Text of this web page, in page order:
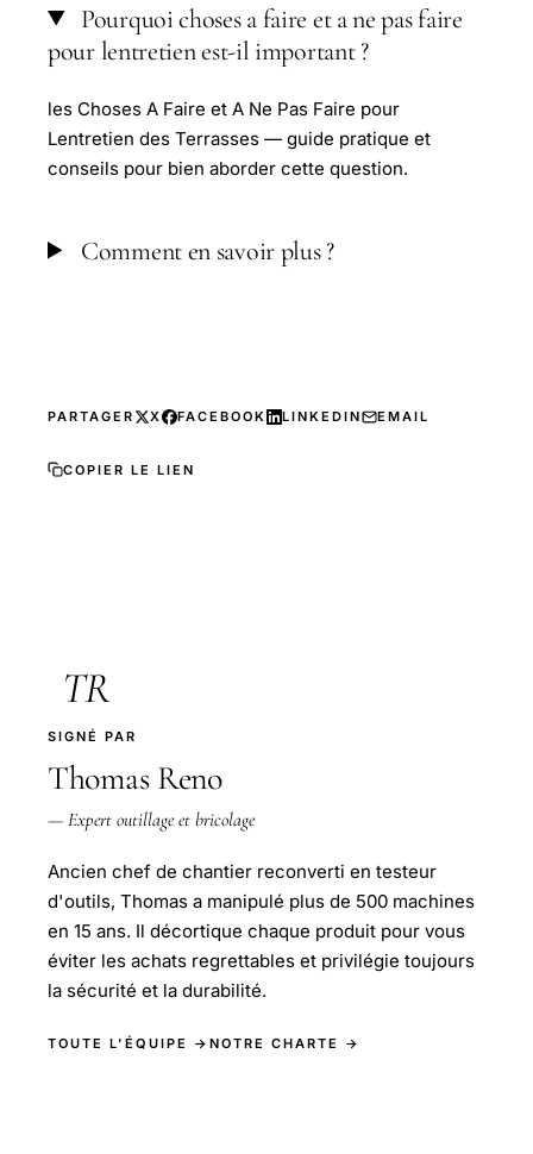
Pourquoi choses a faire et a ne pas faire
pour lentretien est-il important ?
les Choses A Faire et A Ne Pas Faire pour
Lentretien des Terrasses — guide pratique et
conseils pour bien aborder cette question.
Comment en savoir plus ?
PARTAGER X FACEBOOK LINKEDIN EMAIL
COPIER LE LIEN
TR
SIGNÉ PAR
Thomas Reno
— Expert outillage et bricolage
Ancien chef de chantier reconverti en testeur
d'outils, Thomas a manipulé plus de 500 machines
en 15 ans. Il décortique chaque produit pour vous
éviter les achats regrettables et privilégie toujours
la sécurité et la durabilité.
TOUTE L'ÉQUIPE → NOTRE CHARTE →